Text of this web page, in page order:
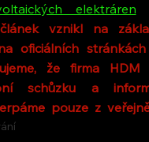
elektráren
vznikl na
oficiálních
že firma HDM
schůzku a
pouze z